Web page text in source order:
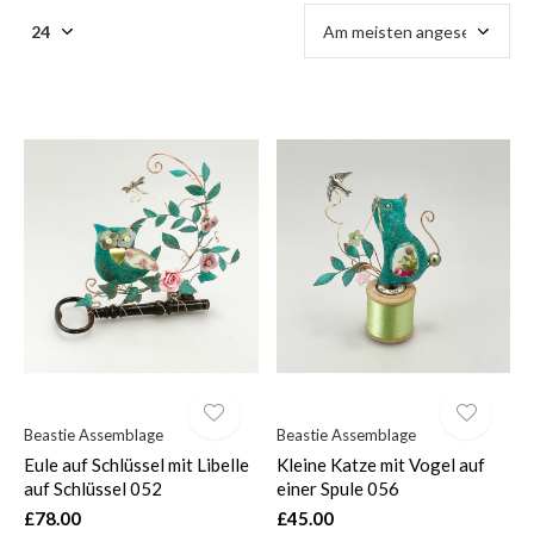
Beastie Assemblage
Eule auf Schlüssel mit Libelle
auf Schlüssel 052
£78.00
Beastie Assemblage
Kleine Katze mit Vogel auf
einer Spule 056
£45.00